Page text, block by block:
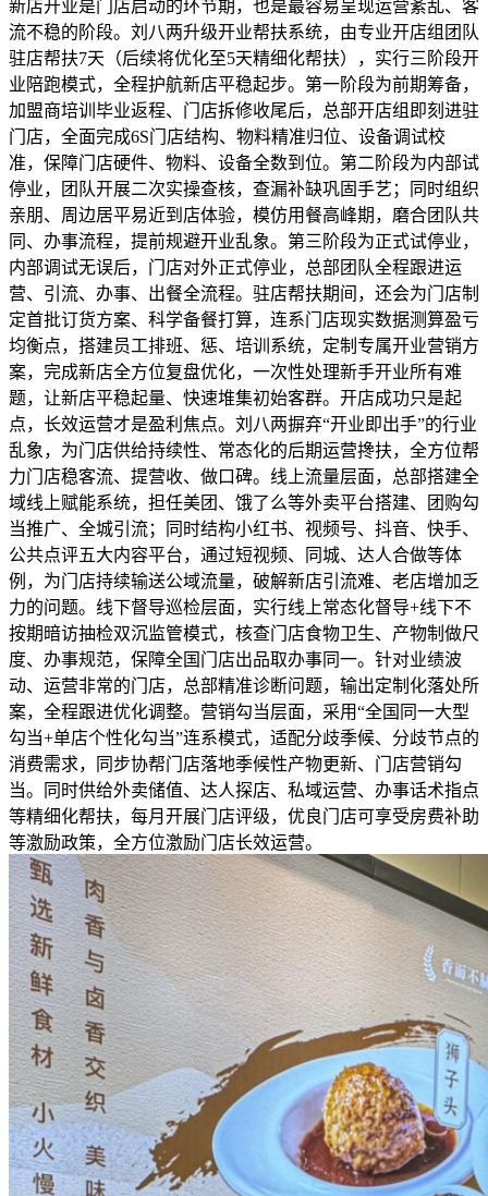
新店开业是门店启动的环节期，也是最容易呈现运营紊乱、客
流不稳的阶段。刘八两升级开业帮扶系统，由专业开店组团队
驻店帮扶7天（后续将优化至5天精细化帮扶），实行三阶段开
业陪跑模式，全程护航新店平稳起步。第一阶段为前期筹备，
加盟商培训毕业返程、门店拆修收尾后，总部开店组即刻进驻
门店，全面完成6S门店结构、物料精准归位、设备调试校
准，保障门店硬件、物料、设备全数到位。第二阶段为内部试
停业，团队开展二次实操查核，查漏补缺巩固手艺；同时组织
亲朋、周边居平易近到店体验，模仿用餐高峰期，磨合团队共
同、办事流程，提前规避开业乱象。第三阶段为正式试停业，
内部调试无误后，门店对外正式停业，总部团队全程跟进运
营、引流、办事、出餐全流程。驻店帮扶期间，还会为门店制
定首批订货方案、科学备餐打算，连系门店现实数据测算盈亏
均衡点，搭建员工排班、惩、培训系统，定制专属开业营销方
案，完成新店全方位复盘优化，一次性处理新手开业所有难
题，让新店平稳起量、快速堆集初始客群。开店成功只是起
点，长效运营才是盈利焦点。刘八两摒弃“开业即出手”的行业
乱象，为门店供给持续性、常态化的后期运营搀扶，全方位帮
力门店稳客流、提营收、做口碑。线上流量层面，总部搭建全
域线上赋能系统，担任美团、饿了么等外卖平台搭建、团购勾
当推广、全城引流；同时结构小红书、视频号、抖音、快手、
公共点评五大内容平台，通过短视频、同城、达人合做等体
例，为门店持续输送公域流量，破解新店引流难、老店增加乏
力的问题。线下督导巡检层面，实行线上常态化督导+线下不
按期暗访抽检双沉监管模式，核查门店食物卫生、产物制做尺
度、办事规范，保障全国门店出品取办事同一。针对业绩波
动、运营非常的门店，总部精准诊断问题，输出定制化落处所
案，全程跟进优化调整。营销勾当层面，采用“全国同一大型
勾当+单店个性化勾当”连系模式，适配分歧季候、分歧节点的
消费需求，同步协帮门店落地季候性产物更新、门店营销勾
当。同时供给外卖储值、达人探店、私域运营、办事话术指点
等精细化帮扶，每月开展门店评级，优良门店可享受房费补助
等激励政策，全方位激励门店长效运营。